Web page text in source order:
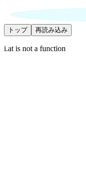
トップ 再読み込み
i.at is not a function